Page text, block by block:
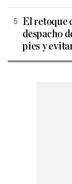
El retoque
despacho
pies y